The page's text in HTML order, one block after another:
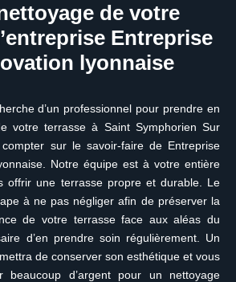
de votre
Entreprise
lyonnaise
d’un professionnel pour prendre en
votre terrasse à Saint Symphorien Sur
sur le savoir-faire de Entreprise
Notre équipe est à votre entière
offrir une terrasse propre et durable. Le
à ne pas négliger afin de préserver la
de votre terrasse face aux aléas du
d’en prendre soin régulièrement. Un
de conserver son esthétique et vous
beaucoup d’argent pour un nettoyage